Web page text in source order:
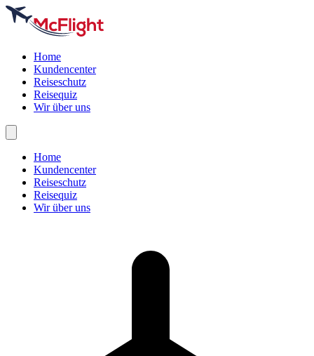
Home
Kundencenter
Reiseschutz
Reisequiz
Wir über uns
Home
Kundencenter
Reiseschutz
Reisequiz
Wir über uns